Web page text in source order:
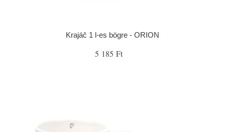
Krajáč 1 l-es bögre - ORION
5 185 Ft